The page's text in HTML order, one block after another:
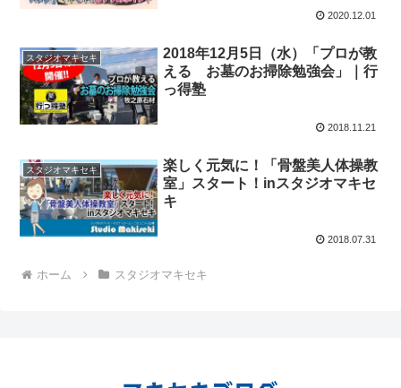
2020.12.01
スタジオマキセキ
2018年12月5日（水）「プロが教
える お墓のお掃除勉強会」｜行
っ得塾
2018.11.21
スタジオマキセキ
楽しく元気に！「骨盤美人体操教
室」スタート！inスタジオマキセ
キ
2018.07.31
ホーム スタジオマキセキ